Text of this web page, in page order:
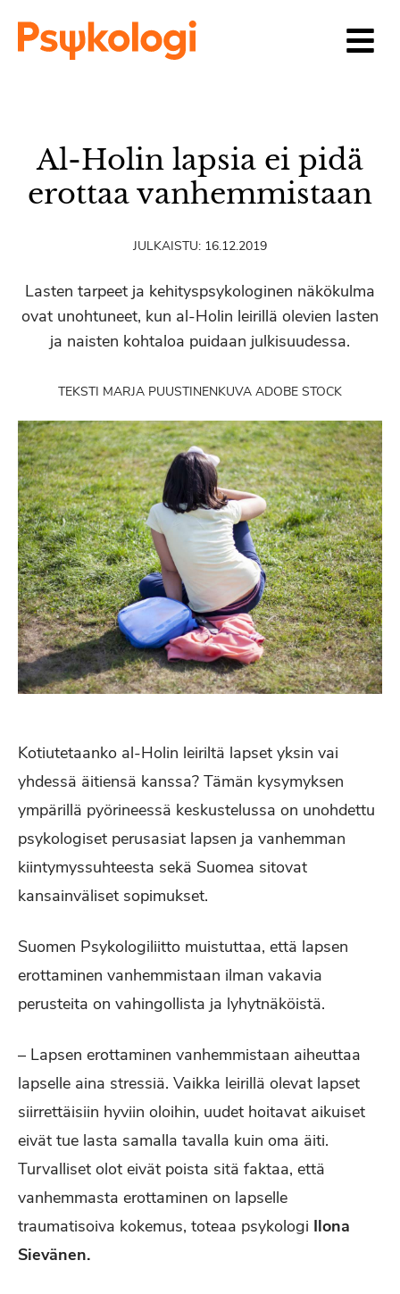
Al-Holin lapsia ei pidä
erottaa vanhemmistaan
JULKAISTU: 16.12.2019
Lasten tarpeet ja kehityspsykologinen näkökulma
ovat unohtuneet, kun al-Holin leirillä olevien lasten
ja naisten kohtaloa puidaan julkisuudessa.
TEKSTI MARJA PUUSTINENKUVA ADOBE STOCK
Kotiutetaanko al-Holin leiriltä lapset yksin vai
yhdessä äitiensä kanssa? Tämän kysymyksen
ympärillä pyörineessä keskustelussa on unohdettu
psykologiset perusasiat lapsen ja vanhemman
kiintymyssuhteesta sekä Suomea sitovat
kansainväliset sopimukset.
Suomen Psykologiliitto muistuttaa, että lapsen
erottaminen vanhemmistaan ilman vakavia
perusteita on vahingollista ja lyhytnäköistä.
– Lapsen erottaminen vanhemmistaan aiheuttaa
lapselle aina stressiä. Vaikka leirillä olevat lapset
siirrettäisiin hyviin oloihin, uudet hoitavat aikuiset
eivät tue lasta samalla tavalla kuin oma äiti.
Turvalliset olot eivät poista sitä faktaa, että
vanhemmasta erottaminen on lapselle
traumatisoiva kokemus, toteaa psykologi Ilona
Sievänen.